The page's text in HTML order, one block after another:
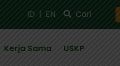
ID | EN Cari
Kerja Sama USKP